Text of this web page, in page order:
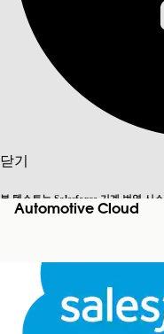
닫기
본 텍스트는 Salesforce 기계 번역 시
세요.
영어로 전환 지금 안 함
닫기닫기
Automotive Cloud